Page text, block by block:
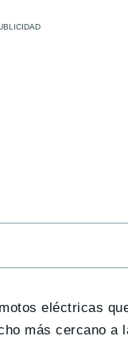
eléctricas
más cercano a